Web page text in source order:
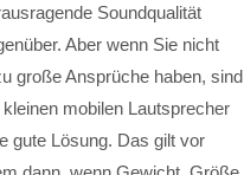
Soundqualität
Aber wenn Sie nicht
große Ansprüche haben, sind
kleinen mobilen Lautsprecher
gute Lösung. Das gilt vor